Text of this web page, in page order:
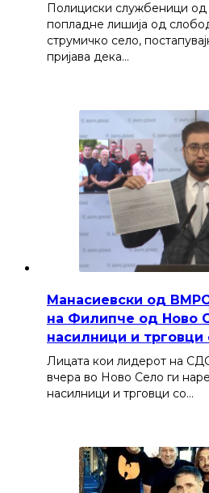
Полициски службеници
попладне лишија од
струмичко село,
пријава дека…
Манасиевски од
на Филипче од Ново
насилници и трговци
Лицата кои лидерот на
вчера во Ново Село ги
насилници и трговци со…